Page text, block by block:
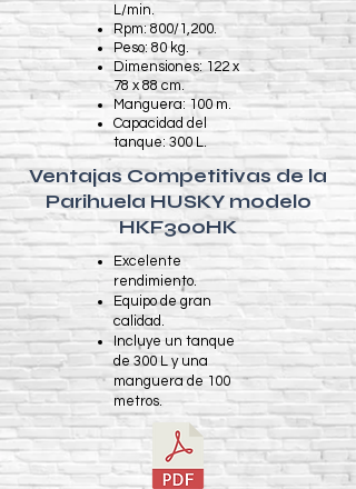
L/min.
Rpm: 800/1,200.
Peso: 80 kg.
Dimensiones: 122 x
78 x 88 cm.
Manguera: 100 m.
Capacidad del
tanque: 300 L.
Ventajas Competitivas de la
Parihuela HUSKY modelo
HKF300HK
​Excelente
rendimiento.
Equipo de gran
calidad.
Incluye un tanque
de 300 L y una
manguera de 100
metros.